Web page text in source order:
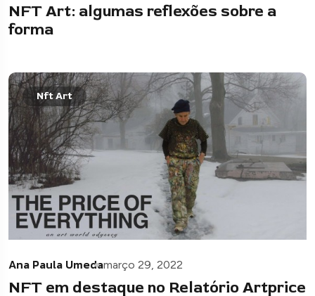
NFT Art: algumas reflexões sobre a
forma
Nft Art
Ana Paula Umedamarço 29, 2022
NFT em destaque no Relatório Artprice